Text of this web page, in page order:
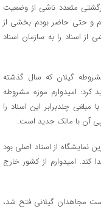
متعدد ناشی از وضعیت
و حتی حاضر بودم بخشی از
از اسناد را به سازمان اسناد
گیلان که سال گذشته
کرد: امیدوارم موزه مشروطه
چندبرابر این اسناد را
آن با مالک جدید است.
نمایشگاه از استاد اصلی بود
امیدوارم از کشور خارج
مجاهدان گیلانی فتح شد،